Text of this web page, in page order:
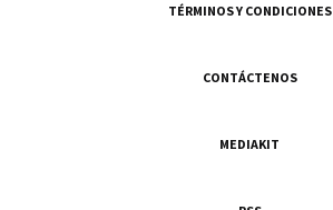
TÉRMINOS Y CONDICIONES
CONTÁCTENOS
MEDIAKIT